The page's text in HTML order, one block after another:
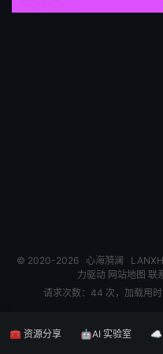
© 2020-2026 心海漪澜
力驱动 网站地图 联
请求次数：44 次，加载用
🧰 资源分享 🤖AI 实验室 ☁️